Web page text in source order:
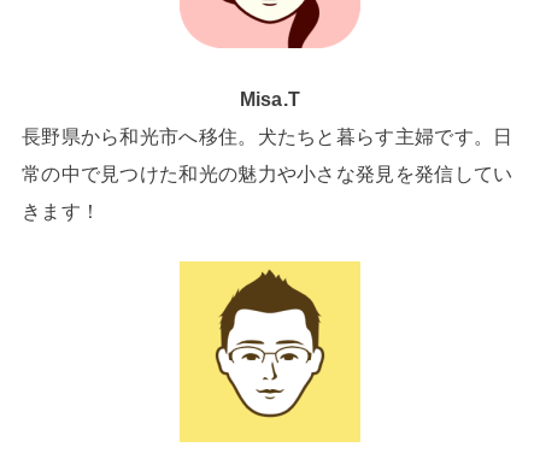
Misa.T
長野県から和光市へ移住。犬たちと暮らす主婦です。日
常の中で見つけた和光の魅力や小さな発見を発信してい
きます！